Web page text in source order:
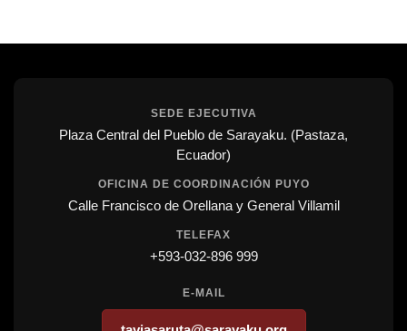
SEDE EJECUTIVA
Plaza Central del Pueblo de Sarayaku. (Pastaza,
Ecuador)
OFICINA DE COORDINACIÓN PUYO
Calle Francisco de Orellana y General Villamil
TELEFAX
+593-032-896 999
E-MAIL